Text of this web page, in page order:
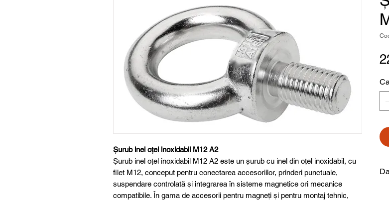
Șurub inel oțel inoxidabil M12 A2
Șurub inel oțel inoxidabil M12 A2 este un șurub cu inel din oțel inoxidabil, cu
filet M12, conceput pentru conectarea accesoriilor, prinderi punctuale,
suspendare controlată și integrarea în sisteme magnetice ori mecanice
compatibile. În gama de accesorii pentru magneți și pentru montaj tehnic,